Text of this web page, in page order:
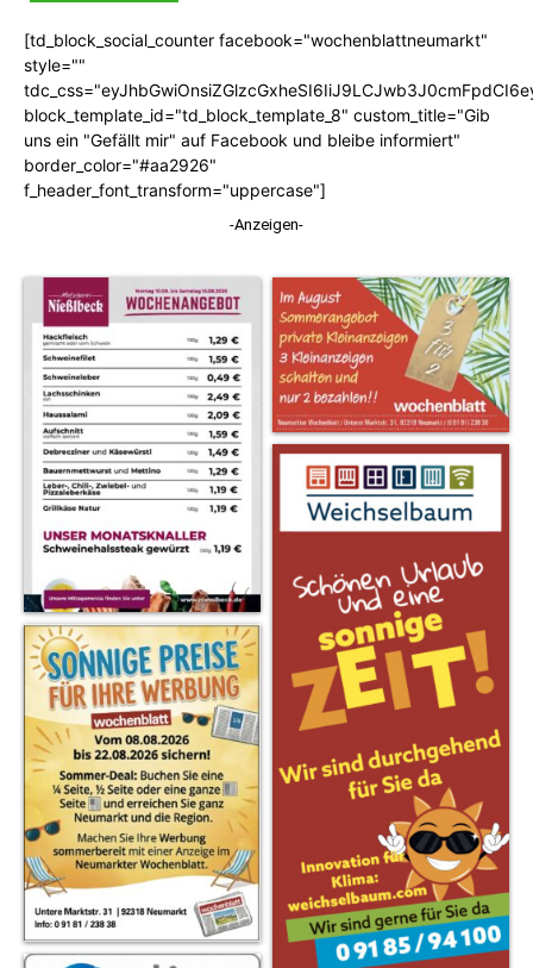
[td_block_social_counter facebook="wochenblattneumarkt"
style=""
block_template_id="td_block_template_8" custom_title="Gib
uns ein "Gefällt mir" auf Facebook und bleibe informiert"
border_color="#aa2926"
f_header_font_transform="uppercase"]
-Anzeigen-